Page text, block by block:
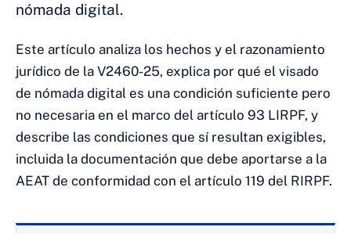
nómada digital.
Este artículo analiza los hechos y el razonamiento
jurídico de la V2460-25, explica por qué el visado
de nómada digital es una condición suficiente pero
no necesaria en el marco del artículo 93 LIRPF, y
describe las condiciones que sí resultan exigibles,
incluida la documentación que debe aportarse a la
AEAT de conformidad con el artículo 119 del RIRPF.